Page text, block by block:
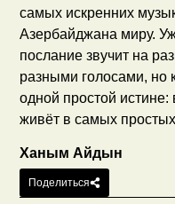
самых искренних
Азербайджана миру.
послание звучит на
разными голосами, но
одной простой истине:
живёт в самых
Ханым Айдын
Поделиться